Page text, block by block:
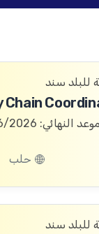
للبلد سند
Chain
النهائي: 27/06/2026
حلب
للبلد سند